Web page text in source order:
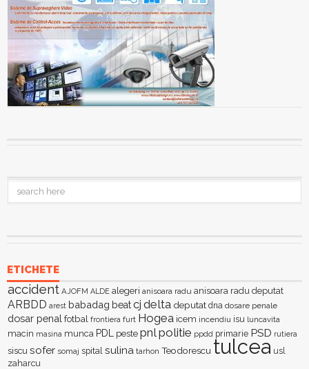
ETICHETE
accident AJOFM ALDE alegeri anisoara radu anisoara radu deputat
ARBDD arest babadag beatcj delta deputat dna dosare penale
dosar penal fotbal frontiera furt Hogea icem incendiu isu luncavita
macin masina munca PDL peste pnlpolitie ppdd primarie PSD rutiera
siscu sofer somaj spital sulina tarhon Teodorescu tulcea usl
zaharcu